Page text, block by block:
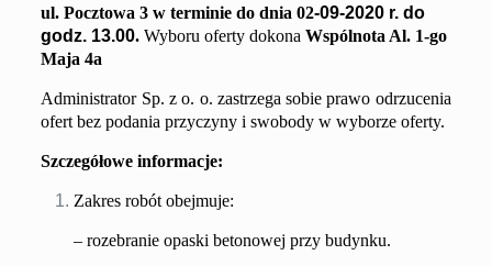
ul. Pocztowa 3 w terminie do dnia 02-09-2020 r. do
godz. 13.00.Wyboru oferty dokonaWspólnota Al. 1-go
Maja 4a
Administrator Sp. z o. o. zastrzega sobie prawo odrzucenia
ofert bez podania przyczyny i swobody w wyborze oferty.
Szczegółowe informacje:
Zakres robót obejmuje:
– rozebranie opaski betonowej przy budynku.